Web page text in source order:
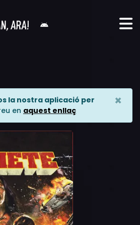
la nostra aplicació per
en aquest enllaç
×